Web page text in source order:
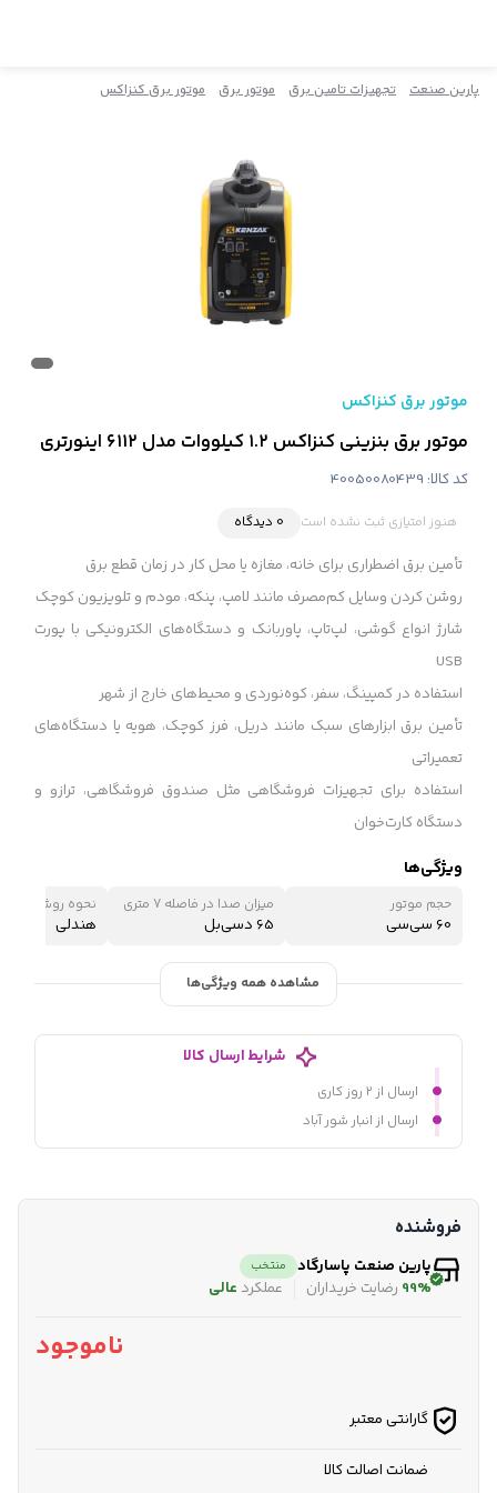
پارین صنعت تجهیزات تامین برق موتور برق موتور برق کنزاکس
موتور برق کنزاکس
موتور برق بنزینی کنزاکس ۱.۲ کیلووات مدل ۶۱۱۲ اینورتری
کد کالا: 40050080439
هنوز امتیازی ثبت نشده است 0 دیدگاه
تأمین برق اضطراری برای خانه، مغازه یا محل کار در زمان قطع برق
روشن کردن وسایل کم‌مصرف مانند لامپ، پنکه، مودم و تلویزیون کوچک
شارژ انواع گوشی، لپ‌تاپ، پاوربانک و دستگاه‌های الکترونیکی با پورت
USB
استفاده در کمپینگ، سفر، کوه‌نوردی و محیط‌های خارج از شهر
تأمین برق ابزارهای سبک مانند دریل، فرز کوچک، هویه یا دستگاه‌های
تعمیراتی
استفاده برای تجهیزات فروشگاهی مثل صندوق فروشگاهی، ترازو و
دستگاه کارت‌خوان
ویژگی‌ها
حجم موتور
60 سی‌سی
میزان صدا در فاصله 7 متری
65 دسی‌بل
نحوه روشن شدن
هندلی
مشاهده همه ویژگی‌ها
شرایط ارسال کالا
ارسال از ۲ روز کاری
ارسال از انبار شور آباد
فروشنده
پارین صنعت پاسارگاد منتخب
99% رضایت خریداران عملکرد عالی
ناموجود
گارانتی معتبر
ضمانت اصالت کالا